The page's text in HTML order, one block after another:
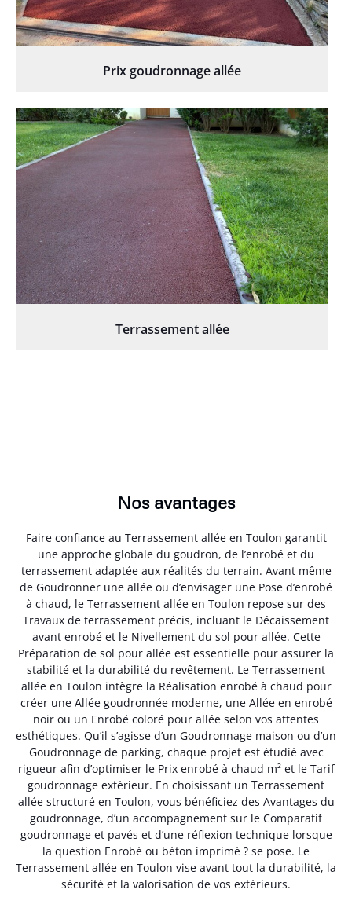
Prix goudronnage allée
Terrassement allée
Nos avantages
Faire confiance au Terrassement allée en Toulon garantit
une approche globale du goudron, de l’enrobé et du
terrassement adaptée aux réalités du terrain. Avant même
de Goudronner une allée ou d’envisager une Pose d’enrobé
à chaud, le Terrassement allée en Toulon repose sur des
Travaux de terrassement précis, incluant le Décaissement
avant enrobé et le Nivellement du sol pour allée. Cette
Préparation de sol pour allée est essentielle pour assurer la
stabilité et la durabilité du revêtement. Le Terrassement
allée en Toulon intègre la Réalisation enrobé à chaud pour
créer une Allée goudronnée moderne, une Allée en enrobé
noir ou un Enrobé coloré pour allée selon vos attentes
esthétiques. Qu’il s’agisse d’un Goudronnage maison ou d’un
Goudronnage de parking, chaque projet est étudié avec
rigueur afin d’optimiser le Prix enrobé à chaud m² et le Tarif
goudronnage extérieur. En choisissant un Terrassement
allée structuré en Toulon, vous bénéficiez des Avantages du
goudronnage, d’un accompagnement sur le Comparatif
goudronnage et pavés et d’une réflexion technique lorsque
la question Enrobé ou béton imprimé ? se pose. Le
Terrassement allée en Toulon vise avant tout la durabilité, la
sécurité et la valorisation de vos extérieurs.